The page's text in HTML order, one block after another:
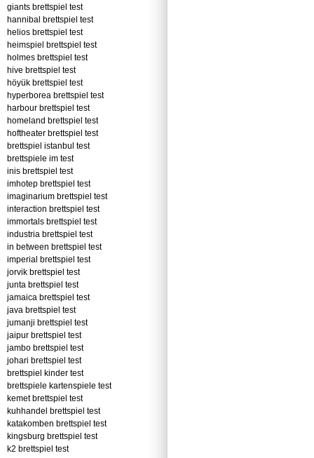
giants brettspiel test
hannibal brettspiel test
helios brettspiel test
heimspiel brettspiel test
holmes brettspiel test
hive brettspiel test
höyük brettspiel test
hyperborea brettspiel test
harbour brettspiel test
homeland brettspiel test
hoftheater brettspiel test
brettspiel istanbul test
brettspiele im test
inis brettspiel test
imhotep brettspiel test
imaginarium brettspiel test
interaction brettspiel test
immortals brettspiel test
industria brettspiel test
in between brettspiel test
imperial brettspiel test
jorvik brettspiel test
junta brettspiel test
jamaica brettspiel test
java brettspiel test
jumanji brettspiel test
jaipur brettspiel test
jambo brettspiel test
johari brettspiel test
brettspiel kinder test
brettspiele kartenspiele test
kemet brettspiel test
kuhhandel brettspiel test
katakomben brettspiel test
kingsburg brettspiel test
k2 brettspiel test